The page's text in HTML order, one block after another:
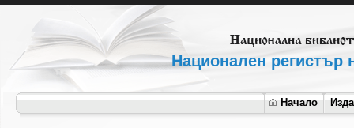
Национален регистър
Начало